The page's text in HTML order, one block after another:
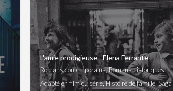
L'amie prodigieuse - Elena Ferrante
Romans contemporains, Romans historiques
Adapté en film ou série, Histoire de famille, Saga